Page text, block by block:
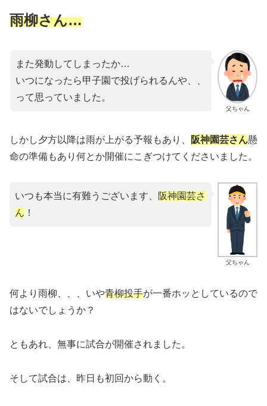
雨柳さん…
父ちゃん
また発動してしまったか…
いつになったら甲子園で投げられるんや、、
って思っていました。
しかし夕方以降は雨が上がる予報もあり、 阪神園芸さん懸
命の準備もあり何とか開催にこぎつけてくださいました。
父ちゃん
いつも本当に有難うございます、
阪神園芸さ
ん ！
何より雨柳、、、いや青柳投手が一番ホッとしているので
はないでしょうか？
ともあれ、無事に試合が開催されました。
そして試合は、昨日も初回から動く。